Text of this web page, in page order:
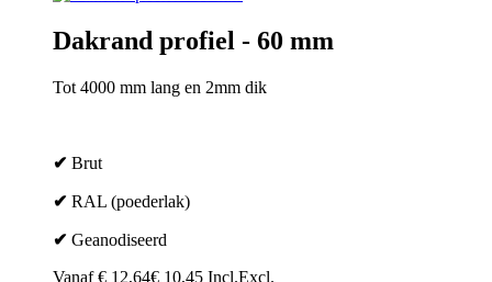
Dakrand profiel - 60 mm
Tot 4000 mm lang en 2mm dik
✔ Brut
✔ RAL (poederlak)
✔ Geanodiseerd
Vanaf € 12,64€ 10,45 Incl.Excl.